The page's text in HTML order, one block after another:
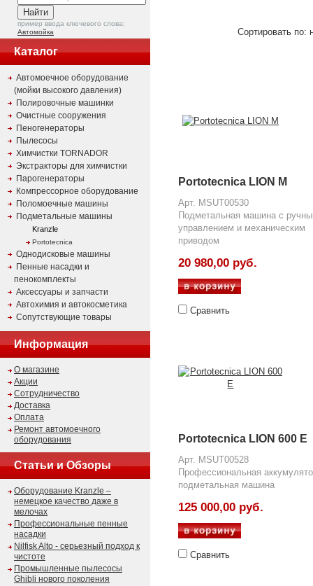
пример ввода ключевого слова:
Автомойка
Каталог
Автомоечное оборудование
(мойки высокого давления)
Полировочные машинки
Очистные сооружения
Пеногенераторы
Пылесосы
Химчистки TORNADOR
Экстракторы для химчистки
Парогенераторы
Компрессорное оборудование
Поломоечные машины
Подметальные машины
Kranzle
Portotecnica
Однодисковые машины
Пенные насадки и
пенокомплекты
Аксессуары и запчасти
Автохимия и автокосметика
Сопутствующие товары
Информация
О магазине
Акции
Сотрудничество
Доставка
Оплата
Ремонт автомоечного
оборудования
Статьи и Обзоры
Оборудование Kranzle –
немецкое качество даже в
мелочах
Профессиональные пенные
насадки
Nilfisk Alto - серьезный подход к
чистоте
Промышленные пылесосы
Ghibli нового поколения
Сортировать по:
Portotecnica LION M
Арт. MSUT00530
Подметальная машина с
управлением и механическим
приводом
20 980,00 руб.
Сравнить
Portotecnica LION 600 E
Арт. MSUT00528
Профессиональная
подметальная машина
125 000,00 руб.
Сравнить